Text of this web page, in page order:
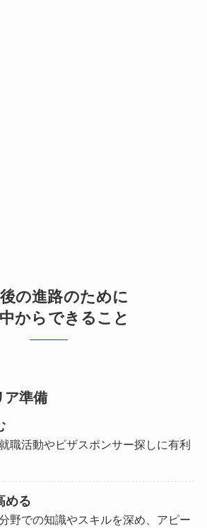
の進路のために
からできること
ア準備
職活動やビザスポンサー探しに有利
める
野での知識やスキルを深め、アピー